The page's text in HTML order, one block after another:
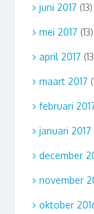
juni 2017 (13)
mei 2017 (13)
april 2017
maart 2017
februari
januari 2017
december
november
oktober